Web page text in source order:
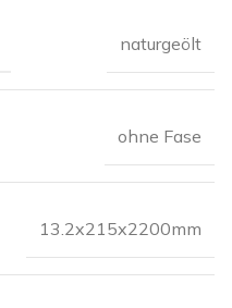
naturgeölt
ohne Fase
13.2x215x2200mm